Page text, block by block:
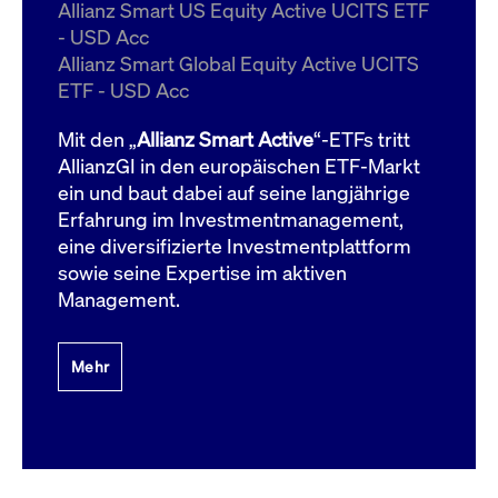
Allianz Smart US Equity Active UCITS ETF
- USD Acc
Allianz Smart Global Equity Active UCITS
ETF - USD Acc
Mit den „Allianz Smart Active“-ETFs tritt
AllianzGI in den europäischen ETF-Markt
ein und baut dabei auf seine langjährige
Erfahrung im Investmentmanagement,
eine diversifizierte Investmentplattform
sowie seine Expertise im aktiven
Management.
Mehr
ApplicationGatewayAffinityCORS
boerse.com
Domain
bis